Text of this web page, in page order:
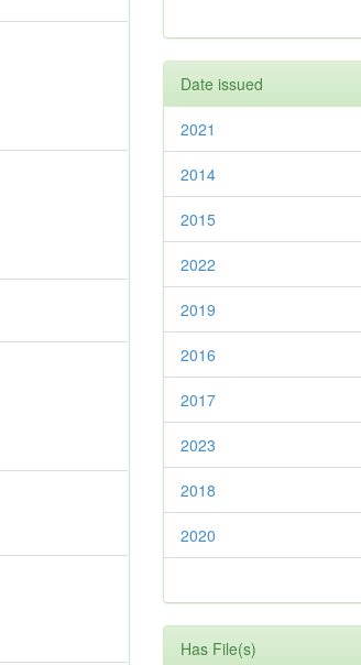
Date issued
2021
2014
2015
2022
2019
2016
2017
2023
2018
2020
Has File(s)